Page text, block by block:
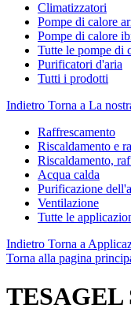
Climatizzatori
Pompe di calore
Pompe di calore
Tutte le pompe di
Purificatori d'aria
Tutti i prodotti
Indietro Torna a La
Raffrescamento
Riscaldamento e
Riscaldamento,
Acqua calda
Purificazione
Ventilazione
Tutte le
Indietro Torna a
Torna alla pagina
TESAGEL